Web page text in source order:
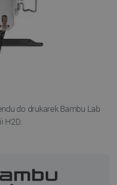
do drukarek Bambu Lab
H2D.